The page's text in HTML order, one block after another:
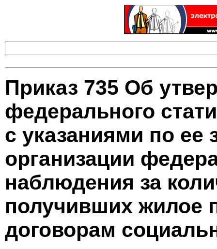
Приказ 735 Об
федерального
с указаниями по ее
организации
наблюдения за
получивших жилое
договорам